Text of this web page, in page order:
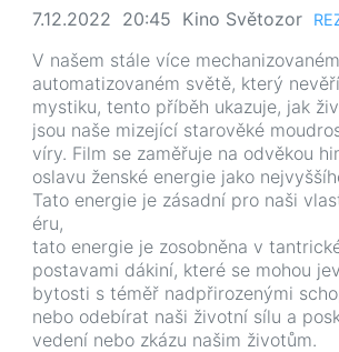
7.12.2022 20:45 Kino Světozor
V našem stále více
automatizovaném světě, který
mystiku, tento příběh ukazuje, jak
jsou naše mizející starověké
víry. Film se zaměřuje na odvěkou
oslavu ženské energie jako
Tato energie je zásadní pro naši
éru,
tato energie je zosobněna v
postavami dákiní, které se mohou
bytosti s téměř nadpřirozenými
nebo odebírat naši životní sílu a
vedení nebo zkázu našim životům.